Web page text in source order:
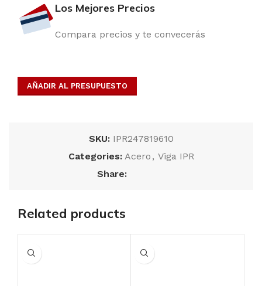
Los Mejores Precios
Compara precios y te convecerás
AÑADIR AL PRESUPUESTO
SKU: IPR247819610
Categories: Acero , Viga IPR
Share:
Related products